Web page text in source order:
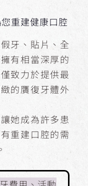
重建健康口腔
牙、貼片、全
有相當深厚的
致力於提供最
的贋復牙體外
她成為許多患
重建口腔的需